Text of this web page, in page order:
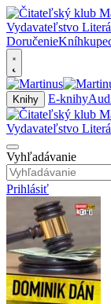
Doručenie
Knihy E-knihy
Vyhľadávanie
Prihlásiť